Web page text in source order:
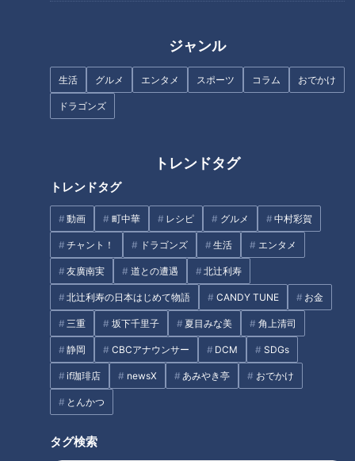
ジャンル
生活 グルメ エンタメ スポーツ コラム おでかけ
ドラゴンズ
トレンドタグ
トレンドタグ
動画 町中華 レシピ グルメ 中村彩賀
チャント！ ドラゴンズ 生活 エンタメ
友廣南実 道との遭遇 北辻利寿
北辻利寿の日本はじめて物語 CANDY TUNE お金
三重 坂下千里子 夏目みな美 角上清司
静岡 CBCアナウンサー DCM SDGs
if珈琲店 newsX あみやき亭 おでかけ
とんかつ
タグ検索
きた」―。竜の未来を担うべき
エース候補・小笠原慎之介投手
投手から贈られた言葉が“3年目
の挑戦”の礎に
子園優勝左腕その名は小笠原慎
【切り抜き】加藤アナ「一言、
物申したい」 #若狭アナ #加藤
アナ #お仕事 #みてちょてれび
立浪ドラゴンズ、鍛錬の秋季キ
ャンプ終了！様々な改革に選手
も手応えバッチリ！
中日ドラゴンズ
ドラゴンズを愛して半世紀！竹内茂喜の『野球のドテ煮』